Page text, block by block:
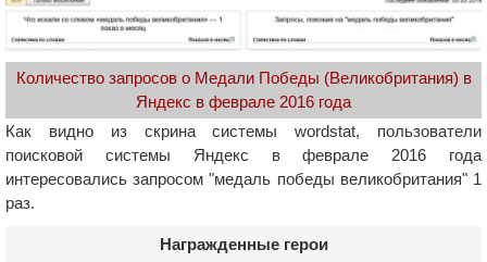
Количество запросов о Медали Победы (Великобритания) в
Яндекс в феврале 2016 года
Как видно из скрина системы wordstat, пользователи
поисковой системы Яндекс в феврале 2016 года
интересовались запросом "медаль победы великобритания" 1
раз.
Награжденные герои